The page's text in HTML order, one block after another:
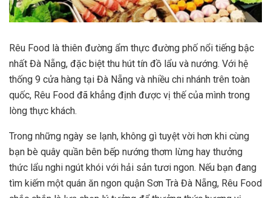
Rêu Food là thiên đường ẩm thực đường phố nổi tiếng bậc
nhất Đà Nẵng, đặc biệt thu hút tín đồ lẩu và nướng. Với hệ
thống 9 cửa hàng tại Đà Nẵng và nhiều chi nhánh trên toàn
quốc, Rêu Food đã khẳng định được vị thế của mình trong
lòng thực khách.
Trong những ngày se lạnh, không gì tuyệt vời hơn khi cùng
bạn bè quây quần bên bếp nướng thơm lừng hay thưởng
thức lẩu nghi ngút khói với hải sản tươi ngon. Nếu bạn đang
tìm kiếm một quán ăn ngon quận Sơn Trà Đà Nẵng, Rêu Food